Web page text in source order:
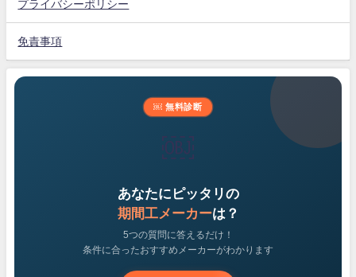
プライバシーポリシー
免責事項
￼ 無料診断
￼
あなたにピッタリの
期間工メーカーは？
5つの質問に答えるだけ！
条件に合ったおすすめメーカーがわかります